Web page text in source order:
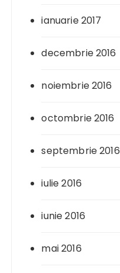
ianuarie 2017
decembrie 2016
noiembrie 2016
octombrie 2016
septembrie 2016
iulie 2016
iunie 2016
mai 2016